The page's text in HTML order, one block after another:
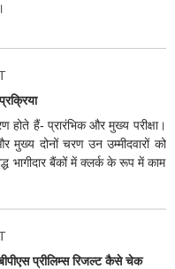
होते हैं- प्रारंभिक और मुख्य परीक्षा।
मुख्य दोनों चरण उन उम्मीदवारों को
भागीदार बैंकों में क्लर्क के रूप में काम
प्रीलिम्स रिजल्ट कैसे चेक